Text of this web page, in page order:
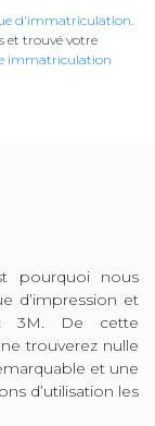
d'immatriculation.
et trouvé votre
immatriculation
pourquoi nous
d’impression et
3M. De cette
trouverez nulle
et une
d’utilisation les